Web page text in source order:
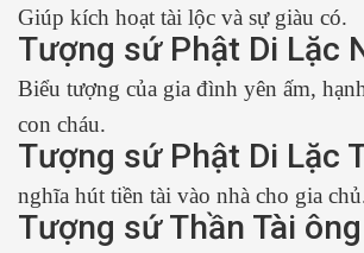
Giúp kích hoạt tài lộc và sự giàu có.
Tượng sứ Phật Di Lặc
Biểu tượng của gia đình yên ấm,
con cháu.
Tượng sứ Phật Di Lặc
nghĩa hút tiền tài vào nhà cho gia
Tượng sứ Thần Tài